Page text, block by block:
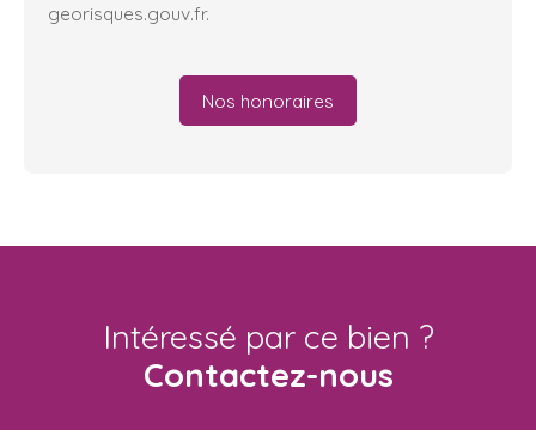
georisques.gouv.fr.
Nos honoraires
Intéressé par ce bien ?
Contactez-nous